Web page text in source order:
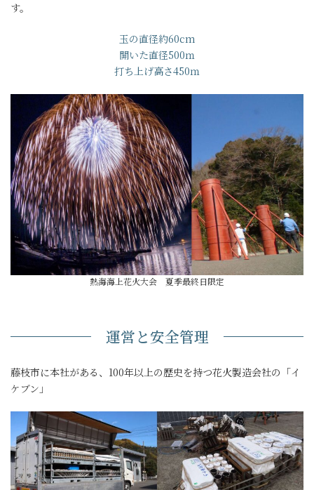
す。
玉の直径約60cm
開いた直径500ｍ
打ち上げ高さ450ｍ
熱海海上花火大会 夏季最終日限定
運営と安全管理
藤枝市に本社がある、100年以上の歴史を持つ花火製造会社の「イ
ケブン」